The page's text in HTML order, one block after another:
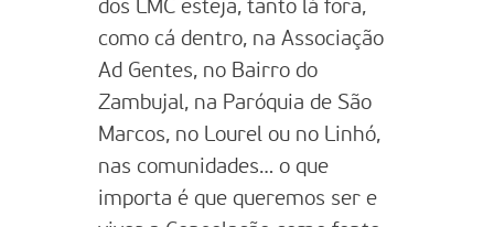
dos LMC esteja, tanto lá fora,
como cá dentro, na Associação
Ad Gentes, no Bairro do
Zambujal, na Paróquia de São
Marcos, no Lourel ou no Linhó,
nas comunidades… o que
importa é que queremos ser e